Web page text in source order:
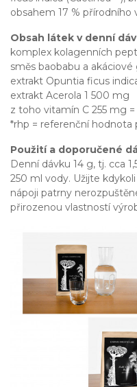
obsahem 17 % přírodního
Obsah látek v denní
komplex kolagenních
směs baobabu a
extrakt Opuntia ficus
extrakt Acerola 1 500 mg
z toho vitamín C 255 mg =
*rhp = referenční hodnota
Použití a doporučené
Denní dávku 14 g, tj. cca
250 ml vody. Užijte
nápoji patrny
přirozenou vlastností